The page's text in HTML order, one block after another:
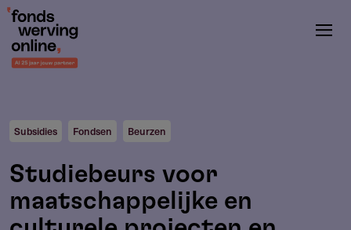
Overslaan
naar
de
Subsidies Fondsen Beurzen
Studiebeurs voor
maatschappelijke en